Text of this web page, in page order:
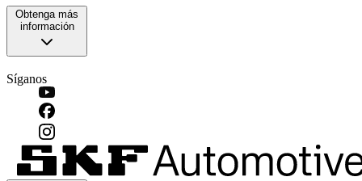
Obtenga más
información
Síganos